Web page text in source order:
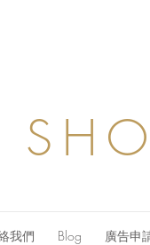
我們 Blog 廣告申